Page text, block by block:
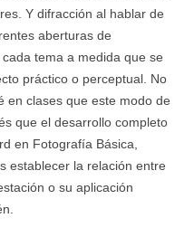
Y difracción al hablar de
aberturas de
tema a medida que se
práctico o perceptual. No
en clases que este modo de
que el desarrollo completo
en Fotografía Básica,
establecer la relación entre
o su aplicación